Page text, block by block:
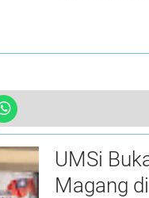
Bersama Sejumlah
UMSi
Magang